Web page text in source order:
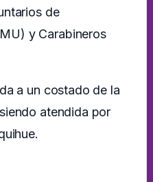
de
y Carabineros
a un costado de la
atendida por